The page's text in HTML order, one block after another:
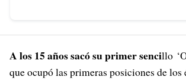
A los 15 años sacó su primer sencillo
que ocupó las primeras posiciones de los